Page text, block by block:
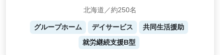
北海道／約250名
グループホーム デイサービス
共同生活援助
就労継続支援B型